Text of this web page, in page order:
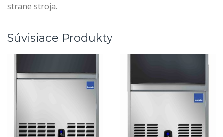
strane stroja.
Súvisiace Produkty